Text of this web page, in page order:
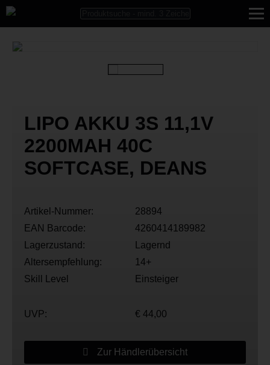
LIPO AKKU 3S 11,1V
2200MAH 40C
SOFTCASE, DEANS
Artikel-Nummer:
28894
EAN Barcode:
4260414189982
Lagerzustand:
Lagernd
Altersempfehlung:
14+
Skill Level
Einsteiger
UVP: € 44,00
Zur Händlerübersicht